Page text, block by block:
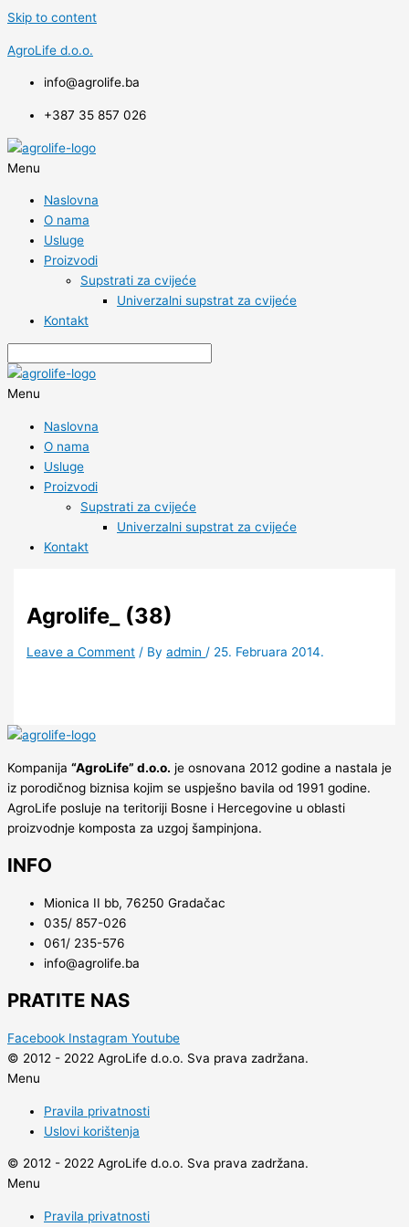
Skip to content
AgroLife d.o.o.
info@agrolife.ba
+387 35 857 026
Menu
Naslovna
O nama
Usluge
Proizvodi
Supstrati za cvijeće
Univerzalni supstrat za cvijeće
Kontakt
Menu
Naslovna
O nama
Usluge
Proizvodi
Supstrati za cvijeće
Univerzalni supstrat za cvijeće
Kontakt
Agrolife_ (38)
Leave a Comment / Byadmin/ 25. Februara 2014.
Kompanija “AgroLife” d.o.o. je osnovana 2012 godine a nastala je
iz porodičnog biznisa kojim se uspješno bavila od 1991 godine.
AgroLife posluje na teritoriji Bosne i Hercegovine u oblasti
proizvodnje komposta za uzgoj šampinjona.
INFO
Mionica II bb, 76250 Gradačac
035/ 857-026
061/ 235-576
info@agrolife.ba
PRATITE NAS
Facebook Instagram Youtube
© 2012 - 2022 AgroLife d.o.o. Sva prava zadržana.
Menu
Pravila privatnosti
Uslovi korištenja
© 2012 - 2022 AgroLife d.o.o. Sva prava zadržana.
Menu
Pravila privatnosti